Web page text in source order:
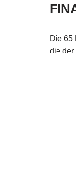
Die 65
die der